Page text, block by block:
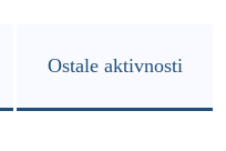
Ostale aktivnosti